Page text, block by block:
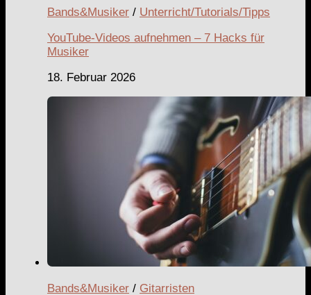
Bands&Musiker / Unterricht/Tutorials/Tipps
YouTube-Videos aufnehmen – 7 Hacks für
Musiker
18. Februar 2026
Bands&Musiker / Gitarristen